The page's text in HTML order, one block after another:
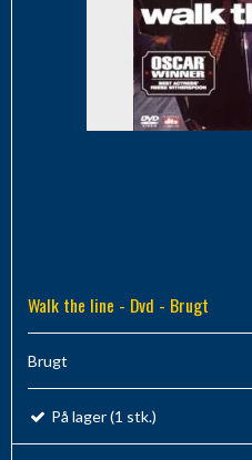
Walk the line - Dvd - Brugt
Brugt
På lager (1 stk.)